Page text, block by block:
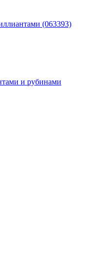
и рубинами
(063393)